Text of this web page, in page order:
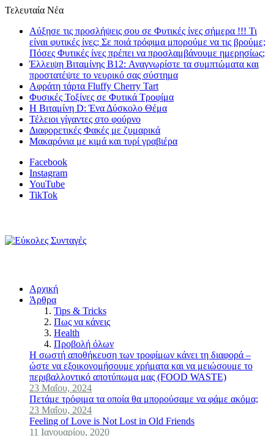
Τελευταία Νέα
Αύξησε τις προσλήψεις σου σε Φυτικές ίνες σήμερα !!! Τι
είναι φυτικές ίνες; Σε ποιά τρόφιμα μπορούμε να τις βρούμε;
Πόσες Φυτικές ίνες πρέπει να προσλαμβάνουμε ημερησίως;
Έλλειψη Βιταμίνης B12: Αναγνωρίστε τα συμπτώματα και
προστατέψτε το νευρικό σας σύστημα
Αφράτη τάρτα Fluffy Cherry Tart
Φυσικές Τοξίνες σε Φυτικά Τροφίμα
Η Βιταμίνη D: Ένα Δύσκολο Θέμα
Τέλειοι γίγαντες στο φούρνο
Διαφορετικές Φακές με ζυμαρικά
Μακαρόνια με κιμά και τυρί γραβιέρα
Facebook
Instagram
YouTube
TikTok
Αρχική
Άρθρα
Tips & Tricks
Πως να κάνεις
Health
Προβολή όλων
Η σωστή αποθήκευση των τροφίμων κάνει τη διαφορά –
ώστε να εξοικονομήσουμε χρήματα και να μειώσουμε το
περιβαλλοντικό αποτύπωμα μας (FOOD WASTE)
23 Μαΐου, 2024
Πετάμε τρόφιμα τα οποία θα μπορούσαμε να φάμε ακόμα;
23 Μαΐου, 2024
Feeling of Love is Not Lost in Old Friends
11 Ιανουαρίου, 2020